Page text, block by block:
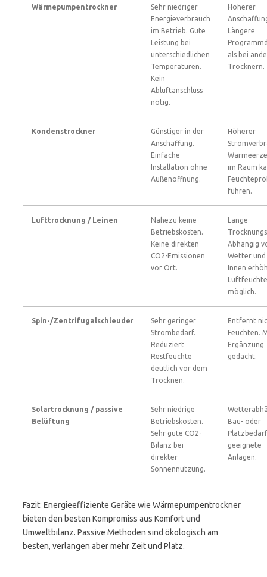
Wärmepumpentrockner
Sehr niedriger
Energieverbrauch
im Betrieb. Gute
Leistung bei
unterschiedlichen
Temperaturen.
Kein
Abluftanschluss
nötig.
Höherer
Längere
als bei
Trocknern.
Kondenstrockner
Günstiger in der
Anschaffung.
Einfache
Installation ohne
Außenöffnung.
Höherer
im Raum
führen.
Lufttrocknung / Leinen
Nahezu keine
Betriebskosten.
Keine direkten
CO2-Emissionen
vor Ort.
Lange
Abhängig
Wetter und
Innen
Luftfeuchte
möglich.
Spin-/Zentrifugalschleuder
Sehr geringer
Strombedarf.
Reduziert
Restfeuchte
deutlich vor dem
Trocknen.
Entfernt
Feuchten.
Ergänzung
gedacht.
Solartrocknung / passive
Belüftung
Sehr niedrige
Betriebskosten.
Sehr gute CO2-
Bilanz bei
direkter
Sonnennutzung.
Bau- oder
geeignete
Anlagen.
Fazit: Energieeffiziente Geräte wie Wärmepumpentrockner
bieten den besten Kompromiss aus Komfort und
Umweltbilanz. Passive Methoden sind ökologisch am
besten, verlangen aber mehr Zeit und Platz.